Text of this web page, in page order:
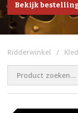
Bekijk
Ridderwinkel